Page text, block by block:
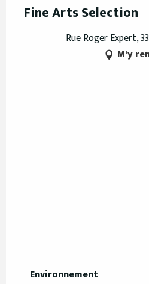
Fine Arts Selection
Rue Roger Expert,
M'y
Environnement
Environnement